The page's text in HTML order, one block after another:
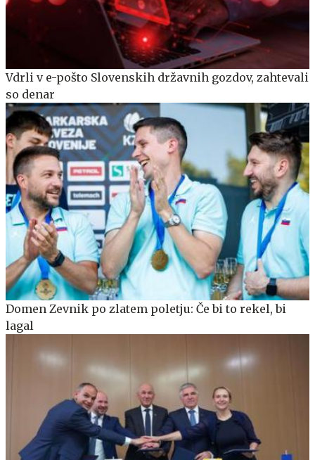
Vdrli v e-pošto Slovenskih državnih gozdov, zahtevali
so denar
Domen Zevnik po zlatem poletju: Če bi to rekel, bi
lagal